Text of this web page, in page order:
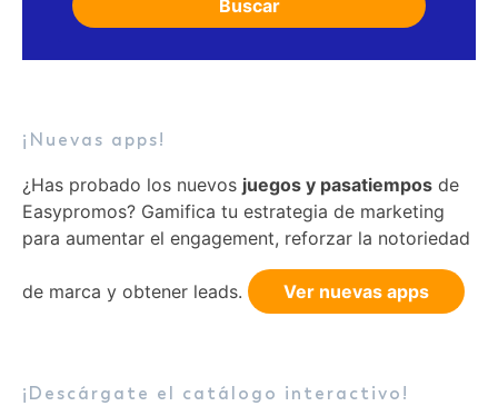
Buscar
¡Nuevas apps!
¿Has probado los nuevos juegos y pasatiempos de
Easypromos? Gamifica tu estrategia de marketing
para aumentar el engagement, reforzar la notoriedad
de marca y obtener leads. Ver nuevas apps
¡Descárgate el catálogo interactivo!